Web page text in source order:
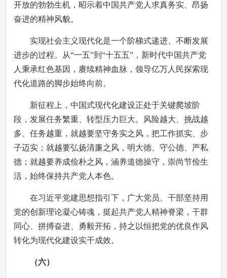
开放的勃勃生机，昭示着中国共产党人求真务实、昂扬
奋进的精神风貌。
实现社会主义现代化是一个阶梯式递进、不断发展
进步的过程。从“一五”到“十五五”，新时代中国共产党
人秉承红色基因，赓续精神血脉，领导亿万人民探索现
代化道路的脚步始终向前。
新征程上，中国式现代化建设正处于关键爬坡阶
段，发展任务繁重、转型压力巨大。风险越大、挑战越
多、任务越重，就越要坚守务实之风，把工作抓实、步
子迈实；就越要弘扬清廉之风，明大德、守公德、严私
德；就越要养成俭朴之风，涵养道德操守，崇尚节俭生
活，始终保持共产党人本色。
在习近平党建思想指引下，广大党员、干部坚持用
党的创新理论凝心铸魂，挺起共产党人精神脊梁，干群
同心、拼搏奋进、勇毅开拓，持之以恒把党的优良作风
转化为现代化建设实干成效。
（六）